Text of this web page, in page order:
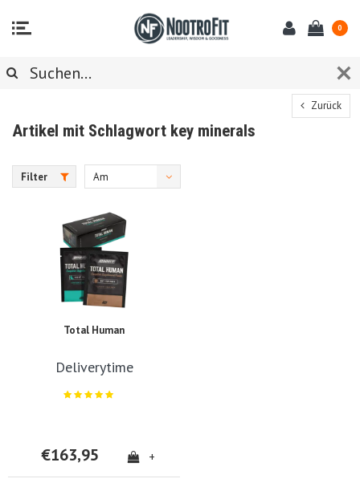
0
Zurück
Artikel mit Schlagwort key minerals
Filter
Am
angesehen
Total Human
Deliverytime
€163,95 +